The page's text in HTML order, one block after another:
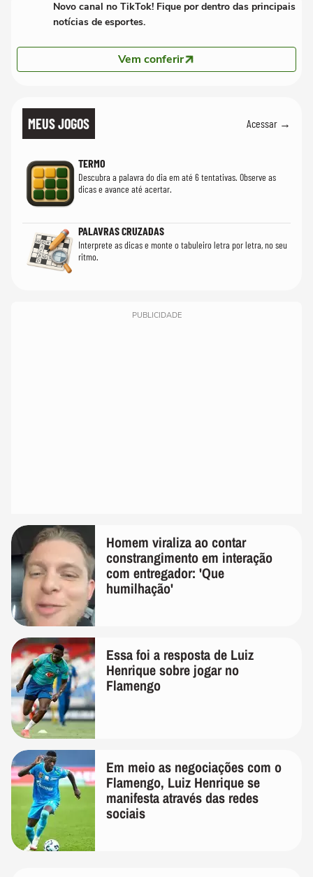
Novo canal no TikTok! Fique por dentro das principais
notícias de esportes.
Vem conferir
MEUS JOGOS Acessar →
TERMO
Descubra a palavra do dia em até 6 tentativas. Observe as
dicas e avance até acertar.
PALAVRAS CRUZADAS
Interprete as dicas e monte o tabuleiro letra por letra, no seu
ritmo.
PUBLICIDADE
Homem viraliza ao contar
constrangimento em interação
com entregador: 'Que
humilhação'
Essa foi a resposta de Luiz
Henrique sobre jogar no
Flamengo
Em meio as negociações com o
Flamengo, Luiz Henrique se
manifesta através das redes
sociais